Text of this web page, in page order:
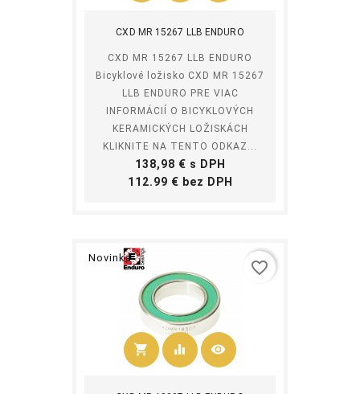
CXD MR 15267 LLB ENDURO
CXD MR 15267 LLB ENDURO
Bicyklové ložisko CXD MR 15267
LLB ENDURO PRE VIAC
INFORMÁCIÍ O BICYKLOVÝCH
KERAMICKÝCH LOŽISKÁCH
KLIKNITE NA TENTO ODKAZ...
Cena
138,98 € s DPH
112.99 € bez DPH
Novinka
shopping_cart
Kúpiť
equalizer visibility
favorite_border